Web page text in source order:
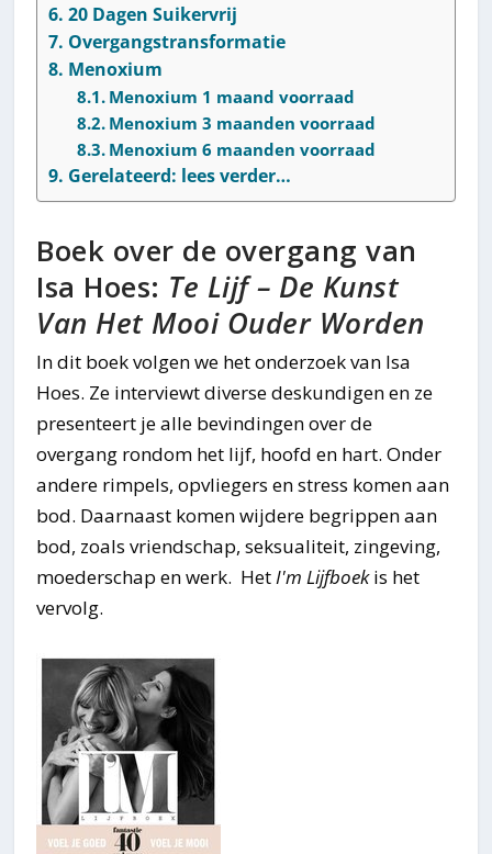
20 Dagen Suikervrij
Overgangstransformatie
Menoxium
Menoxium 1 maand voorraad
Menoxium 3 maanden voorraad
Menoxium 6 maanden voorraad
Gerelateerd: lees verder…
Boek over de overgang van
Isa Hoes: Te Lijf – De Kunst
Van Het Mooi Ouder Worden
In dit boek volgen we het onderzoek van Isa
Hoes. Ze interviewt diverse deskundigen en ze
presenteert je alle bevindingen over de
overgang rondom het lijf, hoofd en hart. Onder
andere rimpels, opvliegers en stress komen aan
bod. Daarnaast komen wijdere begrippen aan
bod, zoals vriendschap, seksualiteit, zingeving,
moederschap en werk. HetI'm Lijfboekis het
vervolg.